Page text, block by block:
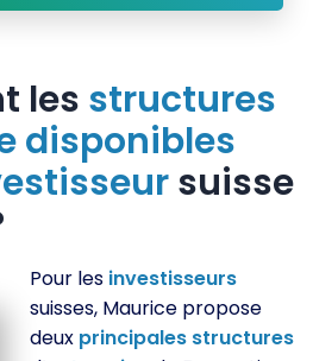
les structures
disponibles
suisse
Pour les investisseurs
suisses, Maurice propose
deux principales structures